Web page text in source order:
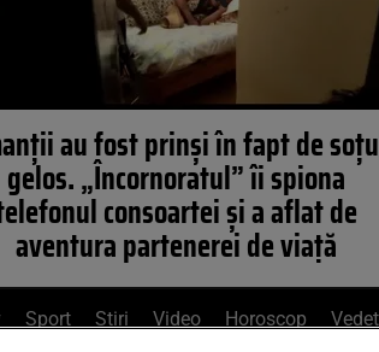
au fost prinși în fapt de
gelos. „Încornoratul” îi spiona
consoartei și a aflat de
aventura partenerei de viață
Sport Știri Video Horoscop